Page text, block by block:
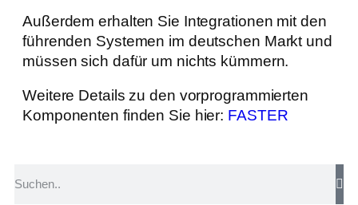
Außerdem erhalten Sie Integrationen mit den
führenden Systemen im deutschen Markt und
müssen sich dafür um nichts kümmern.
Weitere Details zu den vorprogrammierten
Komponenten finden Sie hier: FASTER